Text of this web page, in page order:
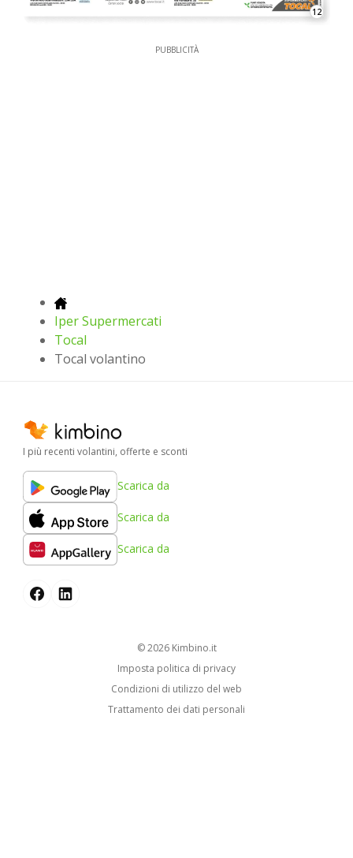
12
PUBBLICITÀ
Iper Supermercati
Tocal
Tocal volantino
I più recenti volantini, offerte e sconti
Scarica da
Scarica da
Scarica da
© 2026 kimbino.it
Imposta politica di privacy
Condizioni di utilizzo del web
Trattamento dei dati personali